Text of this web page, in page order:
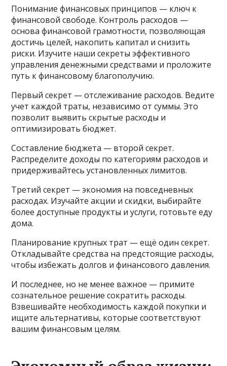
Понимание финансовых принципов — ключ к
финансовой свободе. Контроль расходов —
основа финансовой грамотности, позволяющая
достичь целей, накопить капитал и снизить
риски. Изучите наши секреты эффективного
управления денежными средствами и проложите
путь к финансовому благополучию.
Первый секрет — отслеживание расходов. Ведите
учет каждой траты, независимо от суммы. Это
позволит выявить скрытые расходы и
оптимизировать бюджет.
Составление бюджета — второй секрет.
Распределите доходы по категориям расходов и
придерживайтесь установленных лимитов.
Третий секрет — экономия на повседневных
расходах. Изучайте акции и скидки, выбирайте
более доступные продукты и услуги, готовьте еду
дома.
Планирование крупных трат — ещё один секрет.
Откладывайте средства на предстоящие расходы,
чтобы избежать долгов и финансового давления.
И последнее, но не менее важное — примите
сознательное решение сократить расходы.
Взвешивайте необходимость каждой покупки и
ищите альтернативы, которые соответствуют
вашим финансовым целям.